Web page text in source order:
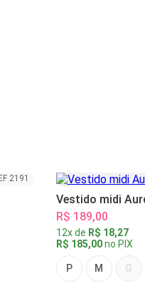
2191
Vestido midi
R$ 189,00
12x de R$ 18,27
R$ 185,00no PIX
P M G